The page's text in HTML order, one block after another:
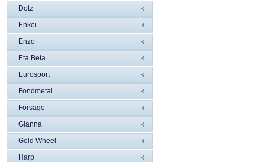
Dotz
Enkei
Enzo
Eta Beta
Eurosport
Fondmetal
Forsage
Gianna
Gold Wheel
Harp